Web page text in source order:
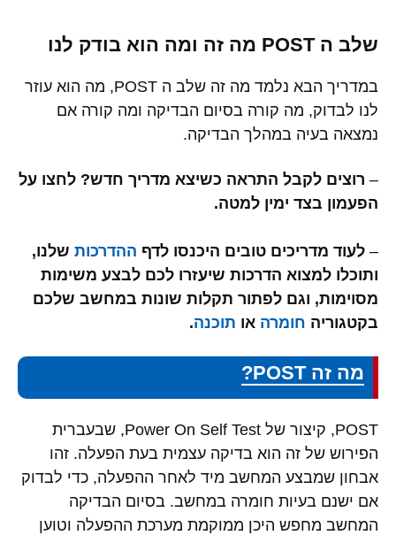
שלב ה POST מה זה ומה הוא בודק לנו
במדריך הבא נלמד מה זה שלב ה POST, מה הוא עוזר
לנו לבדוק, מה קורה בסיום הבדיקה ומה קורה אם
נמצאה בעיה במהלך הבדיקה.
– רוצים לקבל התראה כשיצא מדריך חדש? לחצו על
הפעמון בצד ימין למטה.
– לעוד מדריכים טובים היכנסו לדף ההדרכות שלנו,
ותוכלו למצוא הדרכות שיעזרו לכם לבצע משימות
מסוימות, וגם לפתור תקלות שונות במחשב שלכם
בקטגוריה חומרה או תוכנה.
מה זה POST?
POST, קיצור של Power On Self Test, שבעברית
הפירוש של זה הוא בדיקה עצמית בעת הפעלה. זהו
אבחון שמבצע המחשב מיד לאחר ההפעלה, כדי לבדוק
אם ישנם בעיות חומרה במחשב. בסיום הבדיקה
המחשב מחפש היכן ממוקמת מערכת ההפעלה וטוען